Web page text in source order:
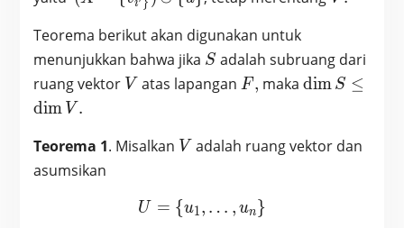
{v_{i^{\prime}\}})
\cup \{u\}
i
Teorema berikut akan digunakan untuk
menunjukkan bahwa jika S
Sadalah subruang dari
ruang vektor V
V atas lapanganF,
F , maka \dim
\dim
dim S ≤
dim V .
Teorema 1. Misalkan V
V adalah ruang vektor dan
asumsikan
U = \{u_1, …, u_n\}
U = {u1, … , un }